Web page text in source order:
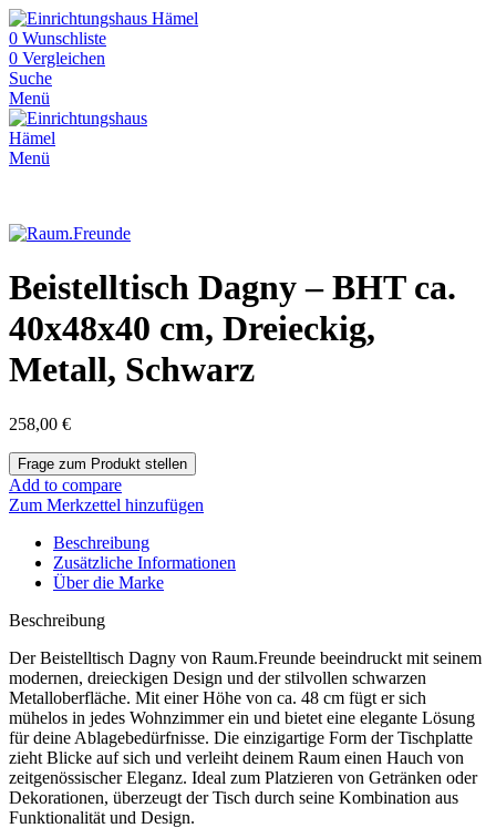
0 Wunschliste
0 Vergleichen
Suche
Menü
Menü
Beistelltisch Dagny – BHT ca.
40x48x40 cm, Dreieckig,
Metall, Schwarz
258,00 €
Add to compare
Zum Merkzettel hinzufügen
Beschreibung
Zusätzliche Informationen
Über die Marke
Beschreibung
Der Beistelltisch Dagny von Raum.Freunde beeindruckt mit seinem
modernen, dreieckigen Design und der stilvollen schwarzen
Metalloberfläche. Mit einer Höhe von ca. 48 cm fügt er sich
mühelos in jedes Wohnzimmer ein und bietet eine elegante Lösung
für deine Ablagebedürfnisse. Die einzigartige Form der Tischplatte
zieht Blicke auf sich und verleiht deinem Raum einen Hauch von
zeitgenössischer Eleganz. Ideal zum Platzieren von Getränken oder
Dekorationen, überzeugt der Tisch durch seine Kombination aus
Funktionalität und Design.